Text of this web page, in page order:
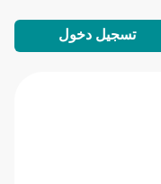
تسجيل دخول